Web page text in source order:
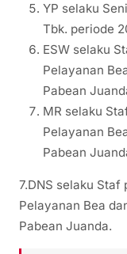
YP selaku
Tbk. periode
ESW selaku
Pelayanan
Pabean
MR selaku
Pelayanan
Pabean
7.DNS selaku Staf
Pelayanan Bea
Pabean Juanda.